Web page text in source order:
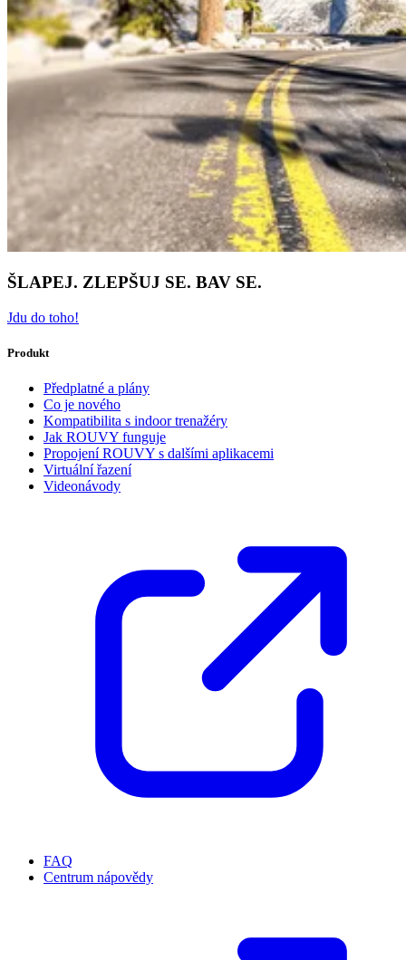
ŠLAPEJ. ZLEPŠUJ SE. BAV SE.
Jdu do toho!
Produkt
Předplatné a plány
Co je nového
Kompatibilita s indoor trenažéry
Jak ROUVY funguje
Propojení ROUVY s dalšími aplikacemi
Virtuální řazení
Videonávody
FAQ
Centrum nápovědy